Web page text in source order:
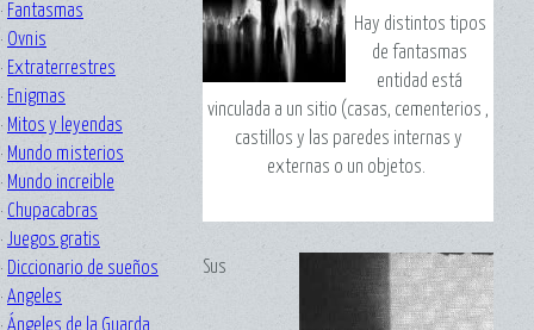
· Fantasmas
· Ovnis
· Extraterrestres
· Enigmas
· Mitos y leyendas
· Mundo misterios
· Mundo increible
· Chupacabras
· Juegos gratis
· Diccionario de sueños
· Angeles
· Ángeles de la Guarda
Hay distintos tipos
de fantasmas
entidad está
vinculada a un sitio (casas, cementerios ,
castillos y las paredes internas y
externas o un objetos.
Sus